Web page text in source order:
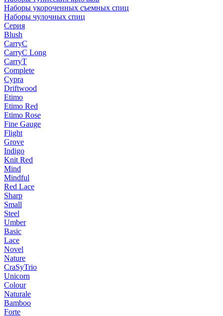
Наборы укороченных съемных спиц
Наборы чулочных спиц
Серия
Blush
CarryC
CarryC Long
CarryT
Complete
Cypra
Driftwood
Etimo
Etimo Red
Etimo Rose
Fine Gauge
Flight
Grove
Indigo
Knit Red
Mind
Mindful
Red Lace
Sharp
Small
Steel
Umber
Basic
Lace
Novel
Nature
CraSyTrio
Unicorn
Colour
Naturale
Bamboo
Forte